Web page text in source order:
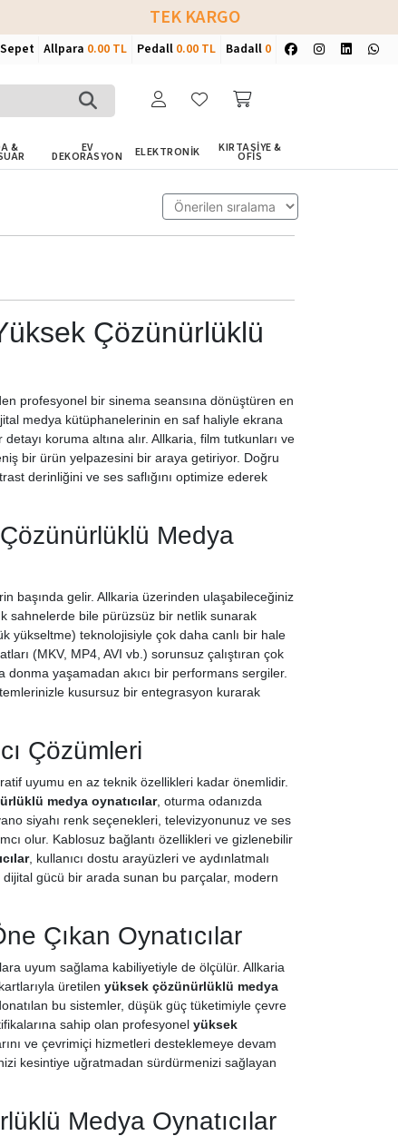
TEK KARGO
Allpara 0.00 TL Pedall 0.00 TL Badall 0
& EV
DEKORASYON ELEKTRONİK KIRTASİYE &
OFİS
Çözünürlüklü
profesyonel bir sinema seansına dönüştüren en
medya kütüphanelerinin en saf haliyle ekrana
koruma altına alır. Allkaria, film tutkunları ve
bir ürün yelpazesini bir araya getiriyor. Doğru
derinliğini ve ses saflığını optimize ederek
Medya
başında gelir. Allkaria üzerinden ulaşabileceğiniz
sahnelerde bile pürüzsüz bir netlik sunarak
yükseltme) teknolojisiyle çok daha canlı bir hale
(MKV, MP4, AVI vb.) sorunsuz çalıştıran çok
yaşamadan akıcı bir performans sergiler.
kusursuz bir entegrasyon kurarak
Çözümleri
uyumu en az teknik özellikleri kadar önemlidir.
medya oynatıcılar, oturma odanızda
siyahı renk seçenekleri, televizyonunuz ve ses
olur. Kablosuz bağlantı özellikleri ve gizlenebilir
, kullanıcı dostu arayüzleri ve aydınlatmalı
dijital gücü bir arada sunan bu parçalar, modern
Çıkan Oynatıcılar
uyum sağlama kabiliyetiyle de ölçülür. Allkaria
üretilen yüksek çözünürlüklü medya
bu sistemler, düşük güç tüketimiyle çevre
sahip olan profesyonel yüksek
ve çevrimiçi hizmetleri desteklemeye devam
kesintiye uğratmadan sürdürmenizi sağlayan
Medya Oynatıcılar